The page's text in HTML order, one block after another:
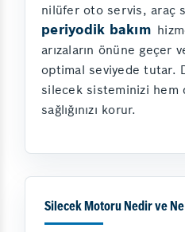
nilüfer oto servis, araç
periyodik bakım
arızaların önüne geçer
optimal seviyede tutar.
silecek sisteminizi hem
sağlığınızı korur.
Silecek Motoru Nedir ve